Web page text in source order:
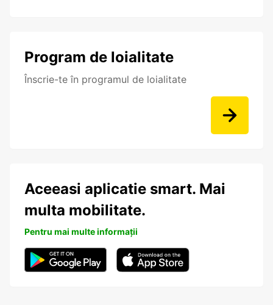
Program de loialitate
Înscrie-te în programul de loialitate
Aceeasi aplicatie smart. Mai
multa mobilitate.
Pentru mai multe informații